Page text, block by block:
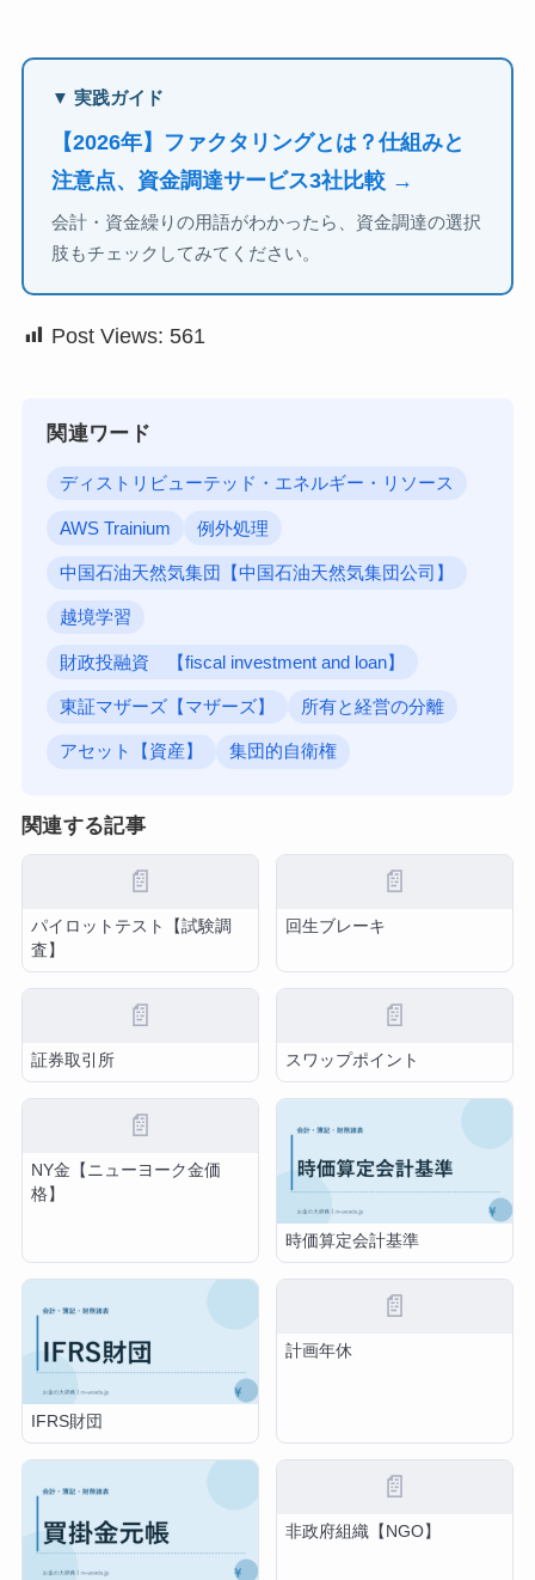
▼ 実践ガイド
【2026年】ファクタリングとは？仕組みと
注意点、資金調達サービス3社比較 →
会計・資金繰りの用語がわかったら、資金調達の選択
肢もチェックしてみてください。
Post Views: 561
関連ワード
ディストリビューテッド・エネルギー・リソース
AWS Trainium 例外処理
中国石油天然気集団【中国石油天然気集団公司】
越境学習
財政投融資 【fiscal investment and loan】
東証マザーズ【マザーズ】 所有と経営の分離
アセット【資産】 集団的自衛権
関連する記事
📄
パイロットテスト【試験調
査】
📄
回生ブレーキ
📄
証券取引所
📄
スワップポイント
📄
NY金【ニューヨーク金価
格】
時価算定会計基準
IFRS財団
📄
計画年休
📄
非政府組織【NGO】